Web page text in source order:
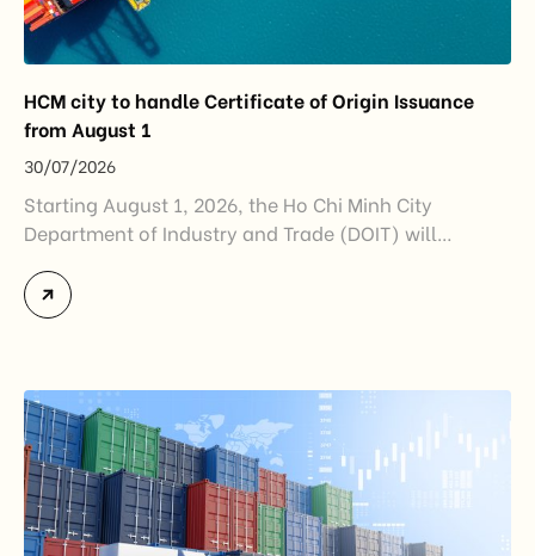
HCM city to handle Certificate of Origin Issuance
from August 1
30/07/2026
Starting August 1, 2026, the Ho Chi Minh City
Department of Industry and Trade (DOIT) will
Certificates of Origin (C/O) and approving Self-
Certification of Origin Authorization Documents
Industry and Trade. The policy marks an important
step in […]